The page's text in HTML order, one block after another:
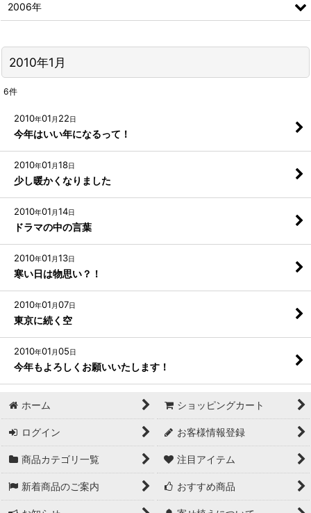
2010年1月
6件
2010年01 月 22日
今年はいい年になるって！
2010年01 月18日
少し暖かくなりました
2010年01 月14日
ドラマの中の言葉
2010年01 月13日
寒い日は物思い？！
2010年01 月07日
東京に続く空
2010年01 月05日
今年もよろしくお願いいたします！
2006年
ホーム ショッピングカート
ログイン お客様情報登録
商品カテゴリ一覧 注目アイテム
新着商品のご案内 おすすめ商品